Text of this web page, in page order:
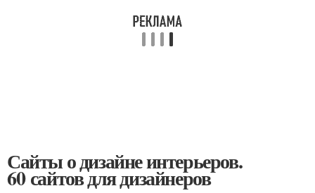
Сайты о дизайне интерьеров.
60 сайтов для дизайнеров